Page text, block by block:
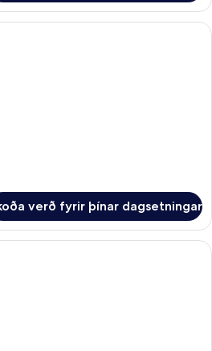
Fjölskylduherbergi | Míníbar,
verð fyrir þínar dagsetningar
Deluxe-herbergi | Míníbar,